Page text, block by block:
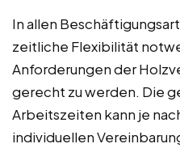
In allen
zeitliche Flexibilität
Anforderungen der
gerecht zu werden. Die
Arbeitszeiten kann je
individuellen